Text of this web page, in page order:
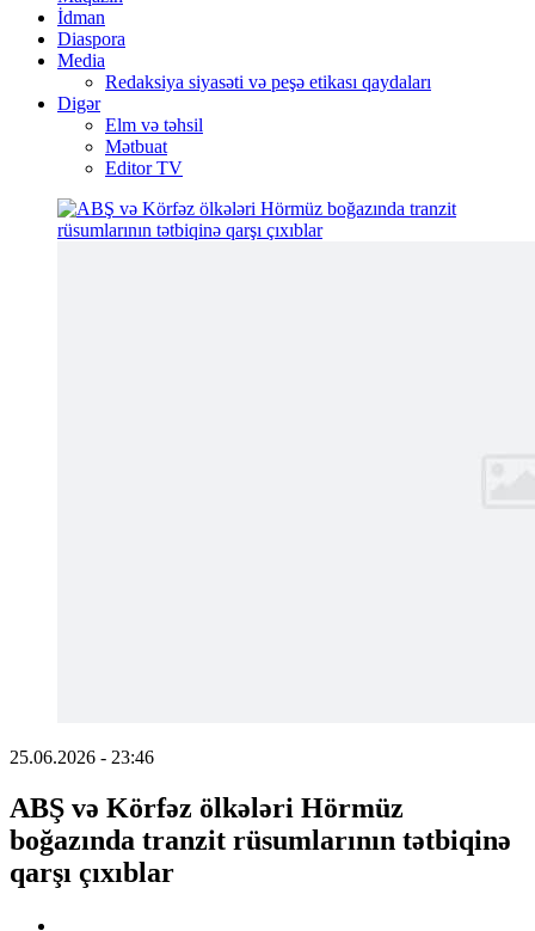
İdman
Diaspora
Media
Redaksiya siyasəti və peşə etikası qaydaları
Digər
Elm və təhsil
Mətbuat
Editor TV
25.06.2026 - 23:46
ABŞ və Körfəz ölkələri Hörmüz
boğazında tranzit rüsumlarının tətbiqinə
qarşı çıxıblar